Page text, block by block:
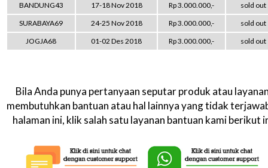
BANDUNG43
17-18 Nov 2018 Rp 3.000.000,-
sold out
SURABAYA69
24-25 Nov 2018 Rp 3.000.000,-
sold out
JOGJA68
01-02 Des 2018 Rp 3.000.000,- sold out
Bila Anda punya pertanyaan seputar produk atau
membutuhkan bantuan atau hal lainnya yang tidak
halaman ini, klik salah satu layanan bantuan kami berikut